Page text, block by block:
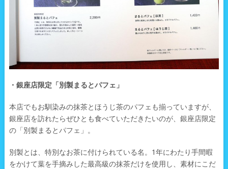
・銀座店限定「別製まるとパフェ」
本店でもお馴染みの抹茶とほうじ茶のパフェも揃っていますが、
銀座店を訪れたらぜひとも食べていただきたいのが、銀座店限定
の「別製まるとパフェ」。
別製とは、特別なお茶に付けられている名。1年にわたり手間暇
をかけて葉を手摘みした最高級の抹茶だけを使用し、素材にこだ